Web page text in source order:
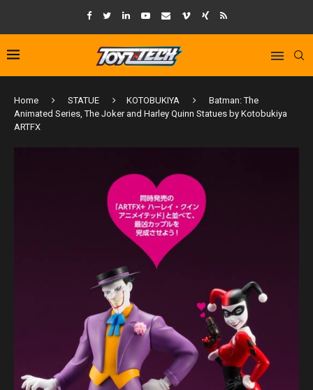
Home STATUE KOTOBUKIYA
Batman: The
Animated Series, The Joker and Harley Quinn Statues by Kotobukiya
ARTFX